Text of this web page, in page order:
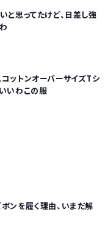
と思ってたけど、日差し強
ットンオーバーサイズTシ
いわこの服
ンを履く理由、いまだ解